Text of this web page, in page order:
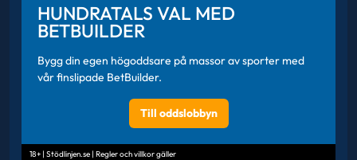
HUNDRATALS VAL MED
BETBUILDER
Bygg din egen högoddsare på massor av sporter med
vår finslipade BetBuilder.
Till oddslobbyn
18+ | Stödlinjen.se | Regler och villkor gäller